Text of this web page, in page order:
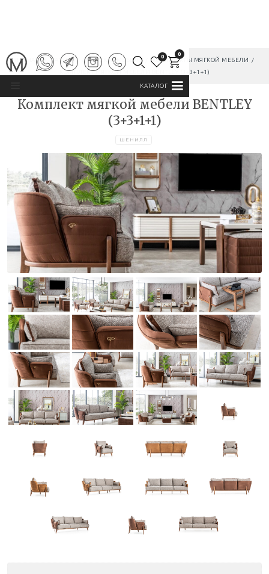
0 0
КАТАЛОГ
ГЛАВНАЯ / КАТАЛОГ / МЯГКАЯ МЕБЕЛЬ КОМПЛЕКТЫ МЯГКОЙ МЕБЕЛИ
/
КОМПЛЕКТ МЯГКОЙ МЕБЕЛИ BENTLEY (3+3+1+1)
Комплект мягкой мебели BENTLEY
(3+3+1+1)
ШЕНИЛЛ